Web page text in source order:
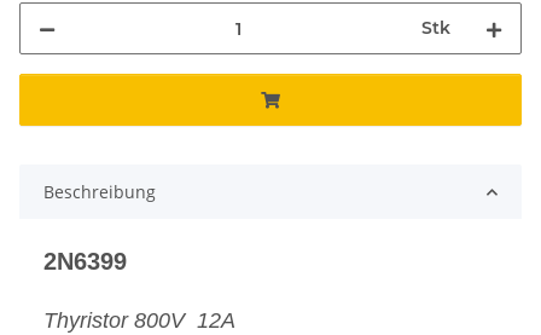
Stk
Beschreibung
2N6399
Thyristor 800V 12A